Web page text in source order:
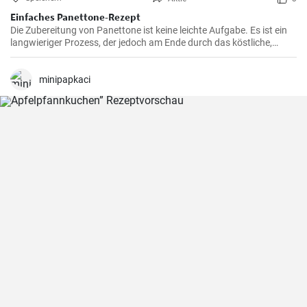
Einfaches Panettone-Rezept
Die Zubereitung von Panettone ist keine leichte Aufgabe. Es ist ein
langwieriger Prozess, der jedoch am Ende durch das köstliche,
weiche und süße Ergebnis belohnt wird. Dieses traditionelle
meiner Familie ist es eine Ganzjahresleckerei
minipapkaci